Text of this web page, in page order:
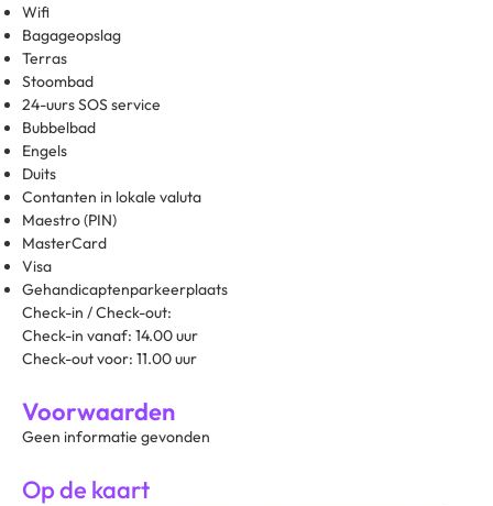
Wifi
Bagageopslag
Terras
Stoombad
24-uurs SOS service
Bubbelbad
Engels
Duits
Contanten in lokale valuta
Maestro (PIN)
MasterCard
Visa
Gehandicaptenparkeerplaats
Check-in / Check-out:
Check-in vanaf: 14.00 uur
Check-out voor: 11.00 uur
Voorwaarden
Geen informatie gevonden
Op de kaart